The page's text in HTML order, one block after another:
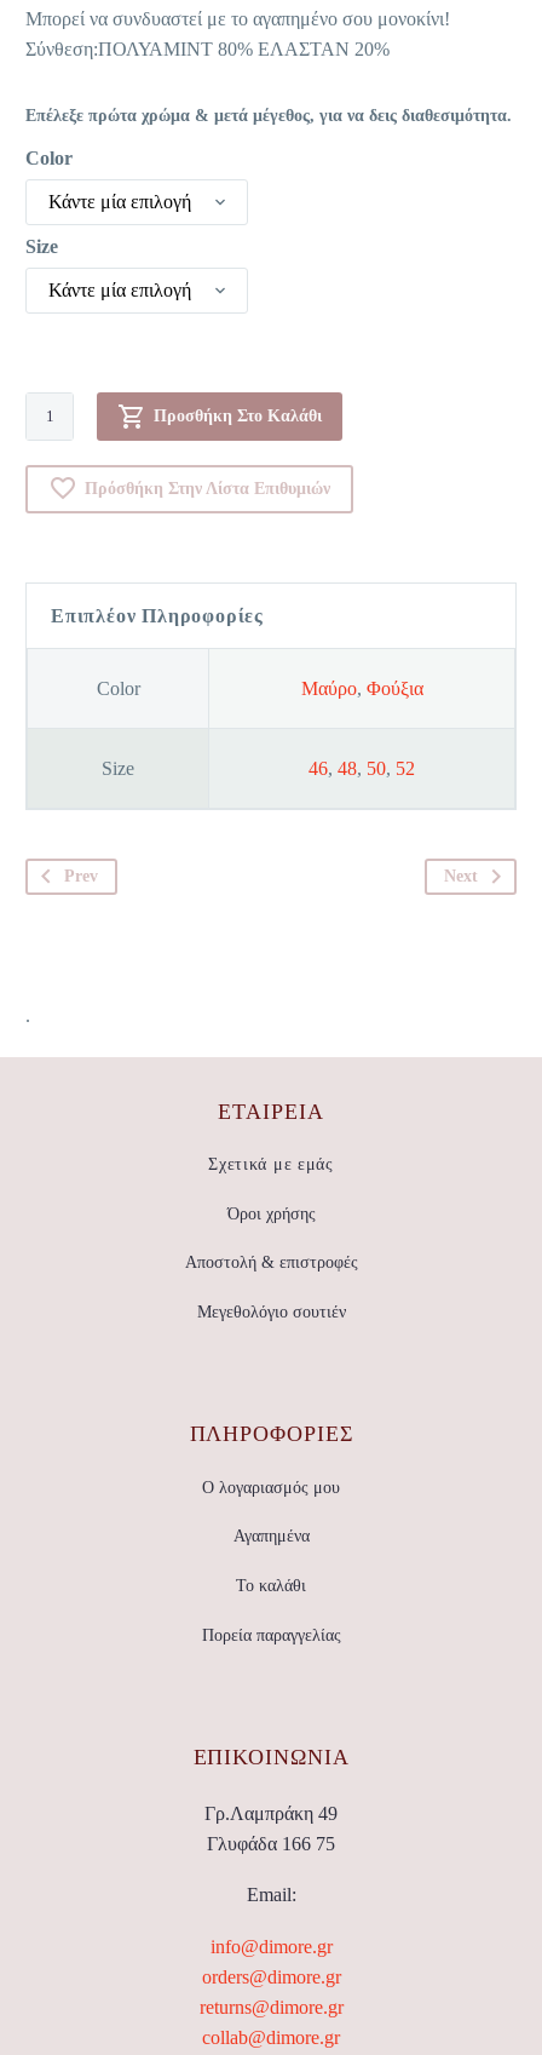
Μπορεί να συνδυαστεί με το αγαπημένο σου μονοκίνι!
Σύνθεση:ΠΟΛΥΑΜΙΝΤ 80% ΕΛΑΣΤΑΝ 20%
Επέλεξε πρώτα χρώμα & μετά μέγεθος, για να δεις διαθεσιμότητα.
Color
Κάντε μία επιλογή
Size
Κάντε μία επιλογή
Μονοκίνι
-
0000R13
ποσότητα
Προσθήκη Στο Καλάθι
Πρόσθήκη Στην Λίστα Επιθυμιών
Επιπλέον Πληροφορίες
Color Μαύρο, Φούξια
Size 46, 48, 50, 52
Prev Next
.
ΕΤΑΙΡΕΊΑ
Σχετικά με εμάς
Όροι χρήσης
Αποστολή & επιστροφές
Μεγεθολόγιο σουτιέν
ΠΛΗΡΟΦΟΡΙΕΣ
Ο λογαριασμός μου
Αγαπημένα
Το καλάθι
Πορεία παραγγελίας
ΕΠΙΚΟΙΝΩΝΊΑ
Γρ.Λαμπράκη 49
Γλυφάδα 166 75
Email:
info@dimore.gr
orders@dimore.gr
returns@dimore.gr
collab@dimore.gr